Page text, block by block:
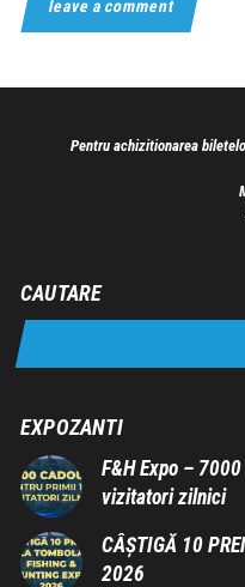
Pentru achizitionarea
CAUTARE
EXPOZANTI
F&H Expo –
vizitatori zilnici
CÂȘTIGĂ 10
2026